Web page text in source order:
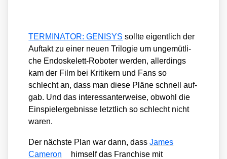
TERMINATOR: GENISYS soll­te eigent­lich der
Auf­takt zu einer neu­en Tri­lo­gie um unge­müt­li­
che Endo­ske­lett-Robo­ter wer­den, aller­dings
kam der Film bei Kri­ti­kern und Fans so
schlecht an, dass man die­se Plä­ne schnell auf­
gab. Und das inter­es­san­ter­wei­se, obwohl die
Ein­spiel­ergeb­nis­se letzt­lich so schlecht nicht
waren.
Der nächs­te Plan war dann, dassJames
Came­ron
hims­elf das Fran­chise mit